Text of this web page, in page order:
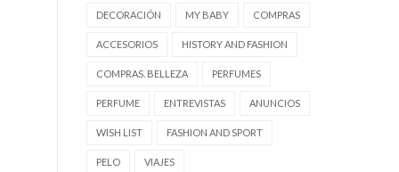
DECORACIÓN MY BABY COMPRAS
ACCESORIOS HISTORY AND FASHION
COMPRAS. BELLEZA PERFUMES
PERFUME ENTREVISTAS ANUNCIOS
WISH LIST FASHION AND SPORT
PELO VIAJES